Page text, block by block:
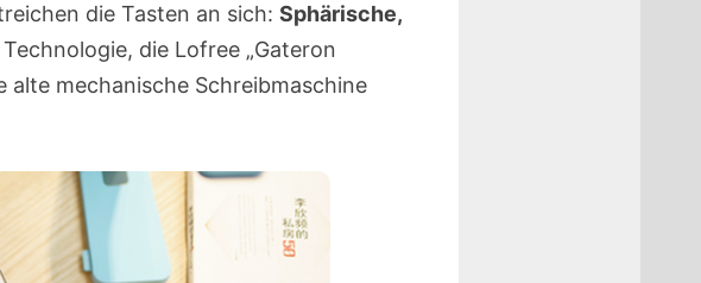
die Tasten an sich: Sphärische,
die Lofree „Gateron
alte mechanische Schreibmaschine